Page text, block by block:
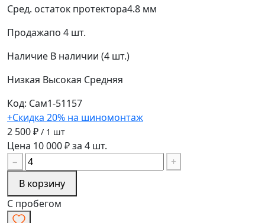
Сред. остаток протектора4.8 мм
Продажапо 4 шт.
Наличие В наличии (4 шт.)
Низкая Высокая Средняя
Код: Сам1-51157
+Скидка 20% на шиномонтаж
2 500 ₽ / 1 шт
Цена 10 000 ₽ за 4 шт.
−
+
В корзину
С пробегом